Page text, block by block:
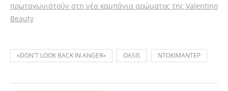
πρωταγωνιστούν στη νέα καμπάνια αρώματος της Valentino
Beauty
«DON'T LOOK BACK IN ANGER» OASIS ΝΤΟΚΙΜΑΝΤΕΡ